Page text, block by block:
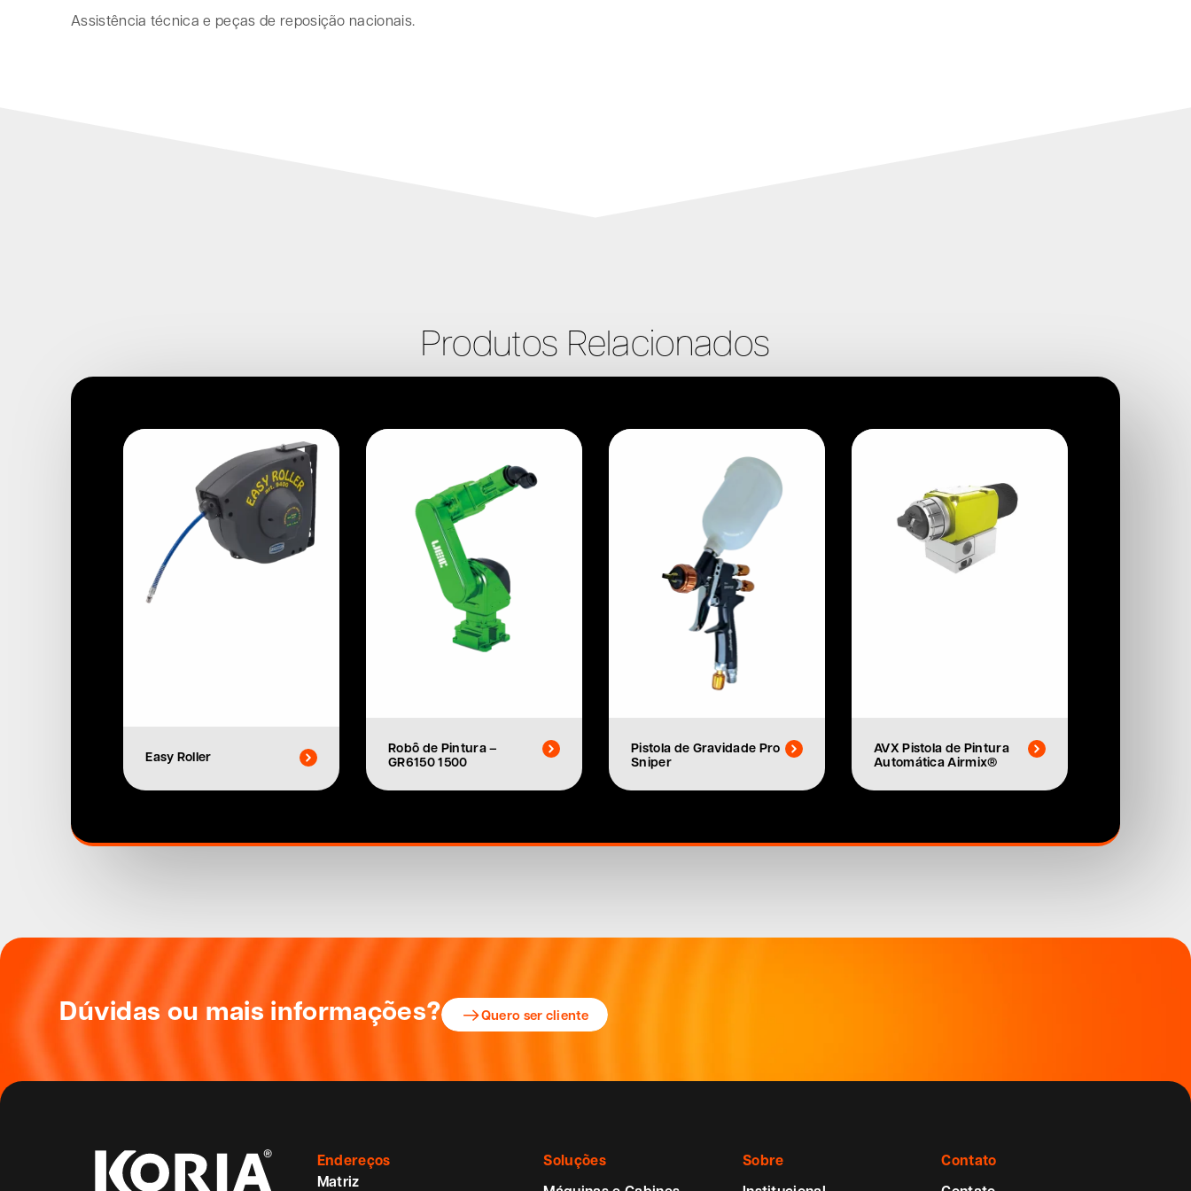
Assistência técnica e peças de reposição nacionais.
Produtos Relacionados
Easy Roller
Robô de Pintura –
GR6150 1500
Pistola de Gravidade Pro
Sniper
AVX Pistola de Pintura
Automática Airmix®
Dúvidas ou mais informações? Quero ser cliente
Endereços
Matriz
Soluções
Sobre
Contato